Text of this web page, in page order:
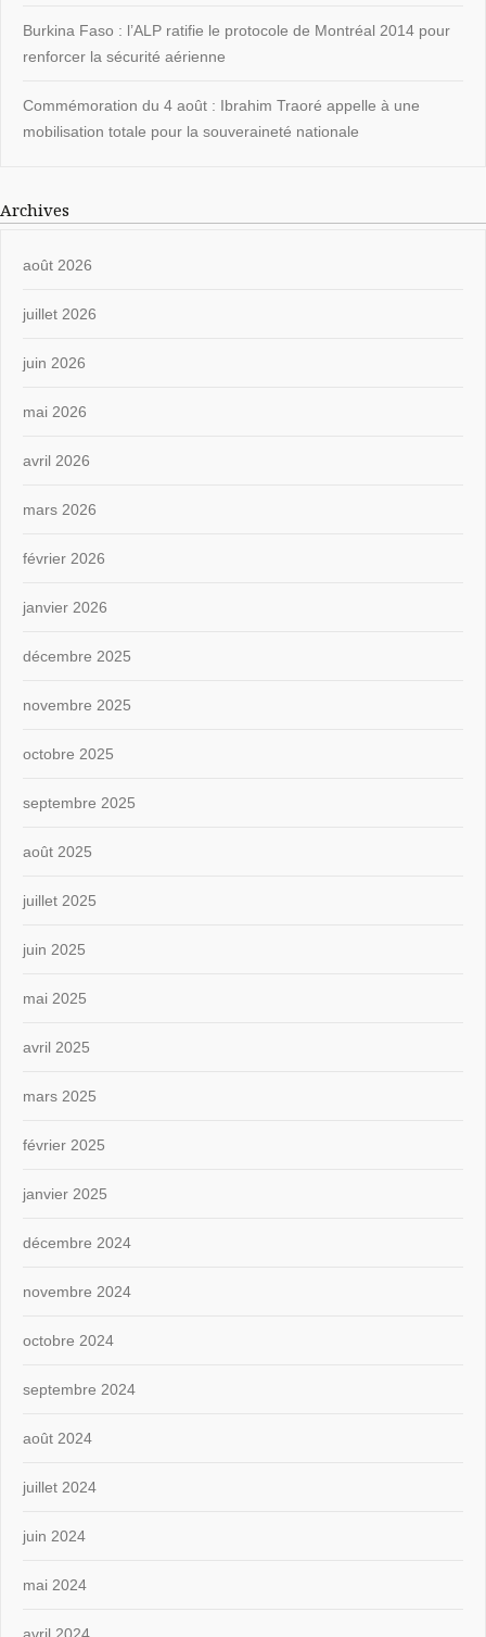
Burkina Faso : l’ALP ratifie le protocole de Montréal 2014 pour
renforcer la sécurité aérienne
Commémoration du 4 août : Ibrahim Traoré appelle à une
mobilisation totale pour la souveraineté nationale
Archives
août 2026
juillet 2026
juin 2026
mai 2026
avril 2026
mars 2026
février 2026
janvier 2026
décembre 2025
novembre 2025
octobre 2025
septembre 2025
août 2025
juillet 2025
juin 2025
mai 2025
avril 2025
mars 2025
février 2025
janvier 2025
décembre 2024
novembre 2024
octobre 2024
septembre 2024
août 2024
juillet 2024
juin 2024
mai 2024